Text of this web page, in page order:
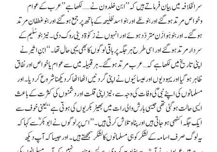
سر الخلافہ میں بیان فرماتے ہیں کہ ’’ابن خلدون نے…… لکھا ہے ’’عرب کے عوام
وخواص مرتد ہو گئے اور بنو طَے اور بنو اسد طُلَیحہ کے ہاتھ پر جمع ہو گئے اور بنو غطفان مرتد
ہو گئے۔ اور بنو ہَوازَن متردّد ہوئے اور انہوں نے زکوٰة دینی روک دی۔ نیز بنو سُلَیم کے
سردار مرتد ہو گئے اور اسی طرح ہر جگہ پر باقی لوگوں کا بھی یہی حال تھا۔‘‘ ابنِ اثیر نے
اپنی تاریخ میں لکھا ہے کہ …عرب مرتد ہو گئے۔ ہر قبیلہ میں سے عوام یا خواص اور نفاق
ظاہر ہو گیا اور یہودیوں اور عیسائیوں نے اپنی گردنیں اٹھا اٹھا کر دیکھنا شروع کر دیا۔ اور
مسلمانوں کی اپنے نبیؐ کی وفات کی وجہ سے، نیز اپنی قلت اور دشمنوں کی کثرت کے باعث
ایسی حالت ہو گئی تھی جیسی بارش والی رات میں بھیڑ بکریوں کی ہوتی ہے‘‘ یعنی خوف سے
ایک جگہ اکٹھی ہو جاتی ہیں اور پناہ تلاش کرتی ہیں۔ ’’اس پر لوگوں نے ابوبکرؓ سے کہا کہ
یہ لوگ صرف اسامہ کے لشکر کو ہی مسلمانوں کا لشکر سمجھتے ہیں۔ اور جیسا کہ آپ دیکھ